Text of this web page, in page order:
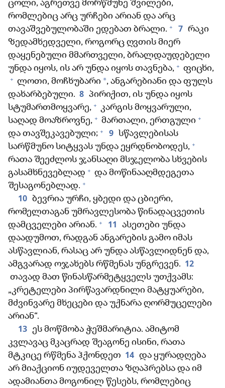
ცოლი, აგრეთვე მორწმუნე შვილები,
რომლებიც არც ურჩები არიან და არც
თავაშვებულობაში ედებათ ბრალი. + 7 რაკი
ზედამხედველი, როგორც ღვთის მიერ
დაყენებული მმართველი, ბრალდაუდებელი
უნდა იყოს, ის არ უნდა იყოს თავნება, + ფიცხი,
+ ლოთი, მოჩხუბარი *, ანგარებიანი და ფულს
დახარბებული. 8 პირიქით, ის უნდა იყოს
სტუმართმოყვარე, + კარგის მოყვარული,
საღად მოაზროვნე, + მართალი, ერთგული +
და თავშეკავებული; + 9 სწავლებისას
სარწმუნო სიტყვას უნდა ეყრდნობოდეს, +
რათა შეეძლოს ჯანსაღი მსჯელობა სხვების
გასამხნევებლად + და მოწინააღმდეგეთა
შესაგონებლად. +
10 ბევრია ურჩი, ყბედი და ცბიერი,
რომელთაგან უმრავლესობა წინადაცვეთის
დამცველები არიან. + 11
ასეთები უნდა
დაადუმოთ, რადგან ანგარების გამო იმას
ასწავლიან, რასაც არ უნდა ასწავლიდნენ და,
ამგვარად ოჯახებს რწმენას უნგრევენ. 12
თავად მათ წინასწარმეტყველს უთქვამს:
„კრეტელები პირწავარდნილი მატყუარები,
მძვინვარე მხეცები და უქნარა ღორმუცელები
არიან“.
13 ეს მოწმობა ჭეშმარიტია. ამიტომ
კვლავაც მკაცრად შეაგონე ისინი, რათა
მტკიცე რწმენა ჰქონდეთ 14 და ყურადღება
არ მიაქციონ იუდეველთა ზღაპრებსა და იმ
ადამიანთა მოგონილ წესებს, რომლებიც